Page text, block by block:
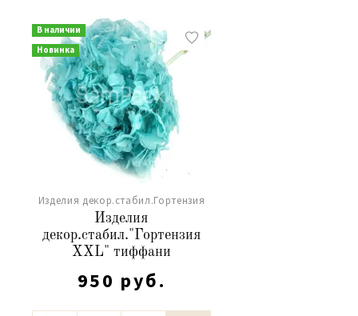
В наличии
Новинка
Изделия декор.стабил.Гортензия
Изделия
декор.стабил."Гортензия
XXL" тиффани
950 руб.